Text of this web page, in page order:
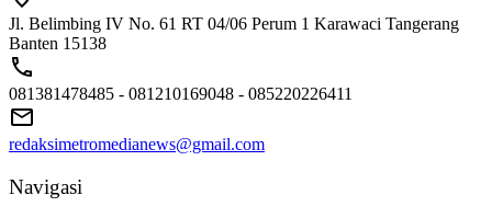
Jl. Belimbing IV No. 61 RT 04/06 Perum 1 Karawaci Tangerang
Banten 15138
081381478485 - 081210169048 - 085220226411
redaksimetromedianews@gmail.com
Navigasi